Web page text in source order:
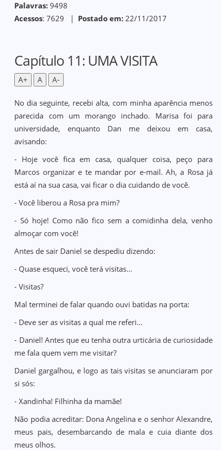
Palavras: 9498
Acessos: 7629 | Postado em: 22/11/2017
Capítulo 11: UMA VISITA
A+ A A-
No dia seguinte, recebi alta, com minha aparência menos
parecida com um morango inchado. Marisa foi para
universidade, enquanto Dan me deixou em casa,
avisando:
- Hoje você fica em casa, qualquer coisa, peço para
Marcos organizar e te mandar por e-mail. Ah, a Rosa já
está aí na sua casa, vai ficar o dia cuidando de você.
- Você liberou a Rosa pra mim?
- Só hoje! Como não fico sem a comidinha dela, venho
almoçar com você!
Antes de sair Daniel se despediu dizendo:
- Quase esqueci, você terá visitas...
- Visitas?
Mal terminei de falar quando ouvi batidas na porta:
- Deve ser as visitas a qual me referi...
- Daniel! Antes que eu tenha outra urticária de curiosidade
me fala quem vem me visitar?
Daniel gargalhou, e logo as tais visitas se anunciaram por
si sós:
- Xandinha! Filhinha da mamãe!
Não podia acreditar: Dona Angelina e o senhor Alexandre,
meus pais, desembarcando de mala e cuia diante dos
meus olhos.